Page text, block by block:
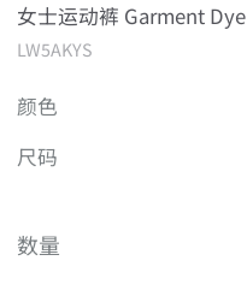
女士运动裤 Garment Dye
LW5AKYS
颜色
尺码
数量